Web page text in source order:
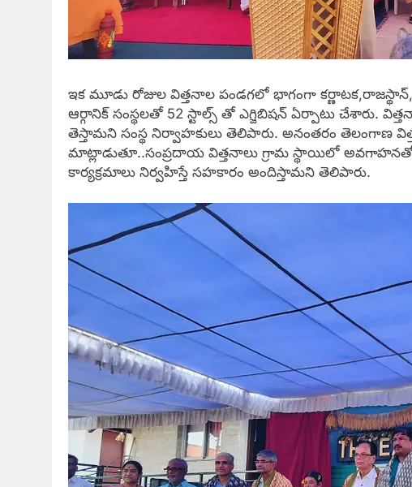
ఇక మూడు రోజుల విత్తనాల పండగలో భాగంగా
ఆర్గానిక్ సంస్థలతో 52 స్టాల్స్ తో ఎగ్జిబిషన్ ఏర్పాటు చేశారు.
తెస్తామని సంస్థ నిర్వాహకులు తెలిపారు. అనంతరం తెలంగాణ
మాట్లాడుతూ..సంప్రదాయ విత్తనాలు గ్రామ స్థాయిలో అవగాహనతో
కార్యక్రమాలు నిర్వహిస్తే సహకారం అందిస్తామని తెలిపారు.